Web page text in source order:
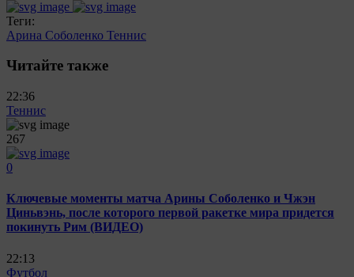
Теги:
Арина Соболенко Теннис
Читайте также
22:36
Теннис
267
0
Ключевые моменты матча Арины Соболенко и Чжэн
Циньвэнь, после которого первой ракетке мира придется
покинуть Рим (ВИДЕО)
22:13
Футбол